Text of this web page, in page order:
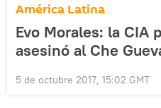
América Latina
Evo Morales: la CIA
asesinó al Che
5 de octubre 2017, 15:02 GMT